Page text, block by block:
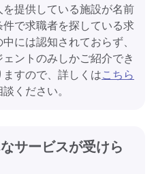
提供している施設が名前
で求職者を探している求
には認知されておらず、
ントのみしかご紹介でき
すので、詳しくはこちら
ください。
サービスが受けら